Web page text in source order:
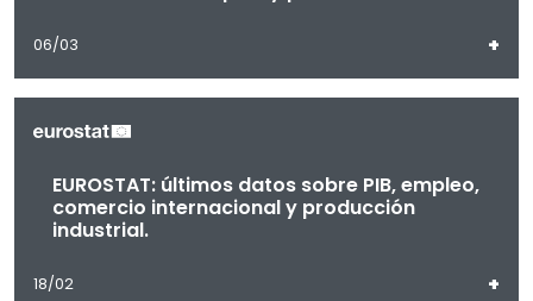
06/03 +
EUROSTAT: últimos datos sobre PIB, empleo,
comercio internacional y producción
industrial.
18/02 +